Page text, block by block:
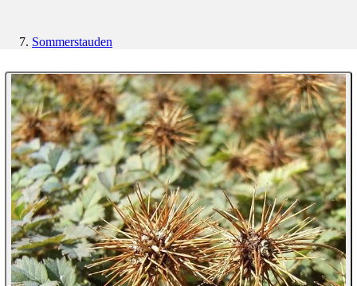
Sommerstauden